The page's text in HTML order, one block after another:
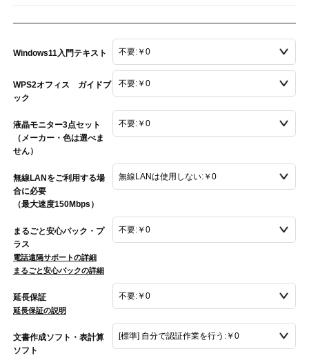
Windows11入門テキスト
WPS2オフィス ガイドブ
ック
液晶モニター3点セット
（メーカー・色は選べま
せん）
無線LANをご利用する場
合に必要
（最大速度150Mbps）
まるごと安心パック・プ
ラス
電話遠隔サポートの詳細
まるごと安心パックの詳細
延長保証
延長保証の説明
文書作成ソフト・表計算
ソフト